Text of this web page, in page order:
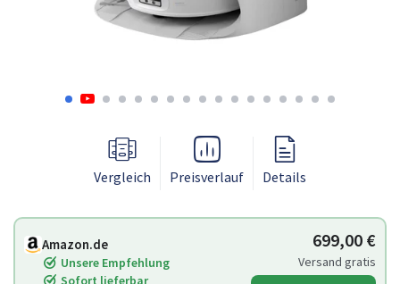
Vergleich Preisverlauf Details
Amazon.de
Unsere Empfehlung
Sofort lieferbar
699,00 €
Versand gratis